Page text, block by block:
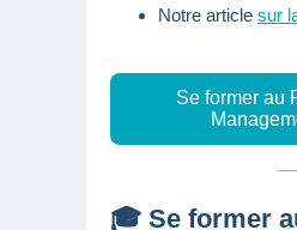
Notre article sur
Se former au
🎓 Se former